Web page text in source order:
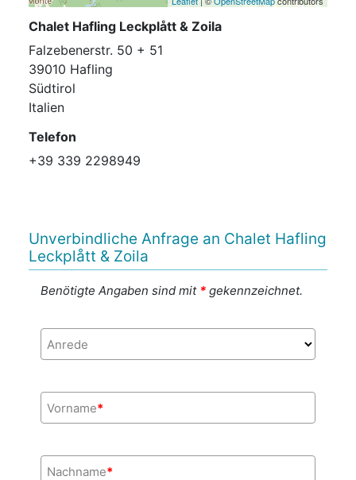
Chalet Hafling Leckplått & Zoila
Falzebenerstr. 50 + 51
39010 Hafling
Südtirol
Italien
Telefon
+39 339 2298949
Unverbindliche Anfrage an Chalet Hafling
Leckplått & Zoila
Benötigte Angaben sind mit *gekennzeichnet.
Anrede
Vorname*
Nachname*